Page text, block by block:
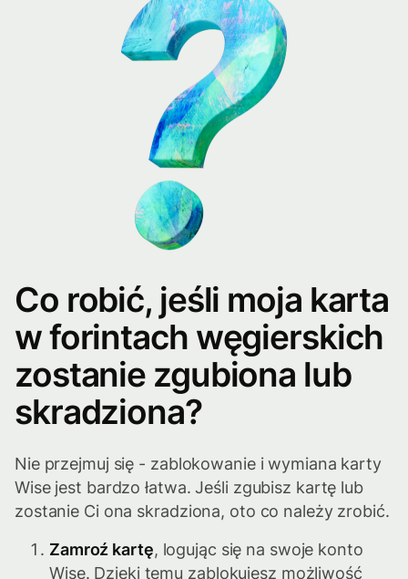
Co robić, jeśli moja karta
w forintach węgierskich
zostanie zgubiona lub
skradziona?
Nie przejmuj się - zablokowanie i wymiana karty
Wise jest bardzo łatwa. Jeśli zgubisz kartę lub
zostanie Ci ona skradziona, oto co należy zrobić.
Zamroź kartę, logując się na swoje konto
Wise. Dzięki temu zablokujesz możliwość